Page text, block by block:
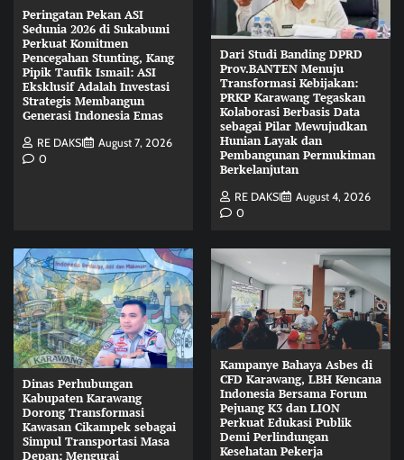
Peringatan Pekan ASI
Sedunia 2026 di Sukabumi
Perkuat Komitmen
Pencegahan Stunting, Kang
Pipik Taufik Ismail: ASI
Eksklusif Adalah Investasi
Strategis Membangun
Generasi Indonesia Emas
RE DAKSI
August 7, 2026
0
Dari Studi Banding DPRD
Prov.BANTEN Menuju
Transformasi Kebijakan:
PRKP Karawang Tegaskan
Kolaborasi Berbasis Data
sebagai Pilar Mewujudkan
Hunian Layak dan
Pembangunan Permukiman
Berkelanjutan
RE DAKSI
August 4, 2026
0
Dinas Perhubungan
Kabupaten Karawang
Dorong Transformasi
Kawasan Cikampek sebagai
Simpul Transportasi Masa
Depan: Mengurai
Kampanye Bahaya Asbes di
CFD Karawang, LBH Kencana
Indonesia Bersama Forum
Pejuang K3 dan LION
Perkuat Edukasi Publik
Demi Perlindungan
Kesehatan Pekerja